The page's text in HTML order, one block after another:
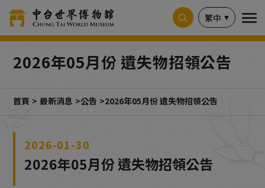
繁中
2026年05月份 遺失物招領公告
首頁 最新消息 公告 2026年05月份 遺失物招領公告
2026-01-30
2026年05月份 遺失物招領公告
Cookie管理面板